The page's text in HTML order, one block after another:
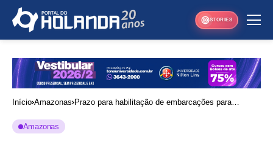
STORIES
Início Amazonas Prazo para habilitação de embarcações para
Amazonas